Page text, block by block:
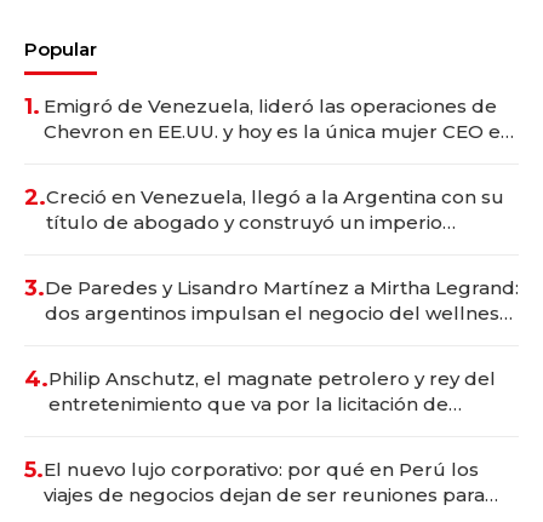
Popular
1. Emigró de Venezuela, lideró las operaciones de
Chevron en EE.UU. y hoy es la única mujer CEO en
2.Creció en Venezuela, llegó a la Argentina con su
título de abogado y construyó un imperio
3.De Paredes y Lisandro Martínez a Mirtha Legrand:
dos argentinos impulsan el negocio del wellness
4.Philip Anschutz, el magnate petrolero y rey del
entretenimiento que va por la licitación de
5.El nuevo lujo corporativo: por qué en Perú los
viajes de negocios dejan de ser reuniones para